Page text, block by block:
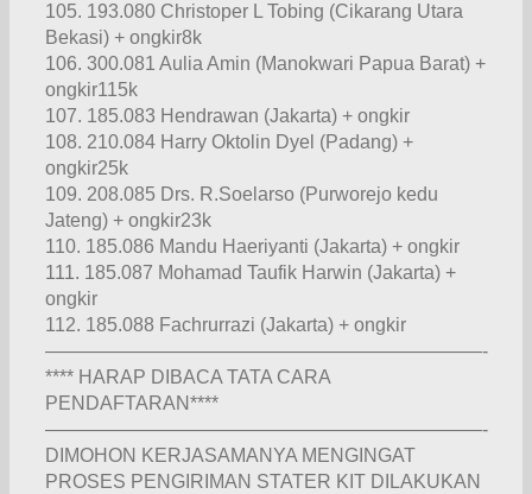
105. 193.080 Christoper L Tobing (Cikarang Utara
Bekasi) + ongkir8k
106. 300.081 Aulia Amin (Manokwari Papua Barat) +
ongkir115k
107. 185.083 Hendrawan (Jakarta) + ongkir
108. 210.084 Harry Oktolin Dyel (Padang) +
ongkir25k
109. 208.085 Drs. R.Soelarso (Purworejo kedu
Jateng) + ongkir23k
110. 185.086 Mandu Haeriyanti (Jakarta) + ongkir
111. 185.087 Mohamad Taufik Harwin (Jakarta) +
ongkir
112. 185.088 Fachrurrazi (Jakarta) + ongkir
———————————————————————-
**** HARAP DIBACA TATA CARA
PENDAFTARAN****
———————————————————————-
DIMOHON KERJASAMANYA MENGINGAT
PROSES PENGIRIMAN STATER KIT DILAKUKAN